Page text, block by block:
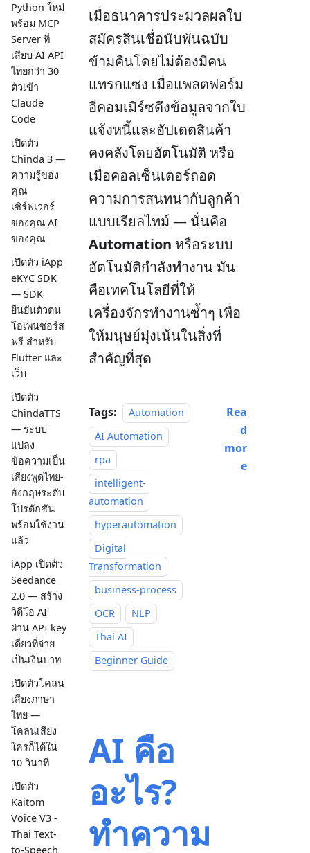
Python ใหม่
พร้อม MCP
Server ที่
เสียบ AI API
ไทยกว่า 30
ตัวเข้า
Claude
Code
เปิดตัว
Chinda 3 —
ความรู้ของ
คุณ
เซิร์ฟเวอร์
ของคุณ AI
ของคุณ
เปิดตัว iApp
eKYC SDK
— SDK
ยืนยันตัวตน
โอเพนซอร์ส
ฟรี สำหรับ
Flutter และ
เว็บ
เปิดตัว
ChindaTTS
— ระบบ
แปลง
ข้อความเป็น
เสียงพูดไทย-
อังกฤษระดับ
โปรดักชัน
พร้อมใช้งาน
แล้ว
iApp เปิดตัว
Seedance
2.0 — สร้าง
วิดีโอ AI
ผ่าน API key
เดียวที่จ่าย
เป็นเงินบาท
เปิดตัวโคลน
เสียงภาษา
ไทย —
โคลนเสียง
ใครก็ได้ใน
10 วินาที
เปิดตัว
Kaitom
Voice V3 -
Thai Text-
to-Speech
เมื่อธนาคารประมวลผลใบ
สมัครสินเชื่อนับพันฉบับ
ข้ามคืนโดยไม่ต้องมีคน
แทรกแซง เมื่อแพลตฟอร์ม
อีคอมเมิร์ซดึงข้อมูลจากใบ
แจ้งหนี้และอัปเดตสินค้า
คงคลังโดยอัตโนมัติ หรือ
เมื่อคอลเซ็นเตอร์ถอด
ความการสนทนากับลูกค้า
แบบเรียลไทม์ — นั่นคือ
Automation หรือระบบ
อัตโนมัติกำลังทำงาน มัน
คือเทคโนโลยีที่ให้
เครื่องจักรทำงานซ้ำๆ เพื่อ
ให้มนุษย์มุ่งเน้นในสิ่งที่
สำคัญที่สุด
Tags:
Automation
AI Automation
rpa
intelligent-
automation
hyperautomation
Digital
Transformation
business-process
OCR
NLP
Thai AI
Beginner Guide
Rea
d
mor
e
AI คือ
อะไร?
ทำความ